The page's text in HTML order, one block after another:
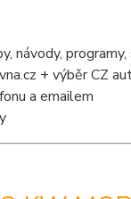
návody,
+ výběr CZ
a emailem